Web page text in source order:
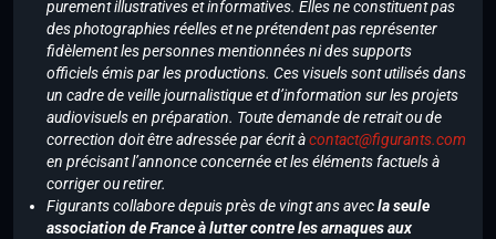
purement illustratives et informatives. Elles ne constituent pas
des photographies réelles et ne prétendent pas représenter
fidèlement les personnes mentionnées ni des supports
officiels émis par les productions. Ces visuels sont utilisés dans
un cadre de veille journalistique et d’information sur les projets
audiovisuels en préparation. Toute demande de retrait ou de
correction doit être adressée par écrit àcontact@figurants.com
en précisant l’annonce concernée et les éléments factuels à
corriger ou retirer.
Figurants collabore depuis près de vingt ans avecla seule
association de France à lutter contre les arnaques aux